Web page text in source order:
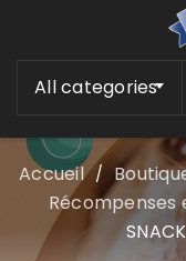
All categories
Accueil /
Récompenses